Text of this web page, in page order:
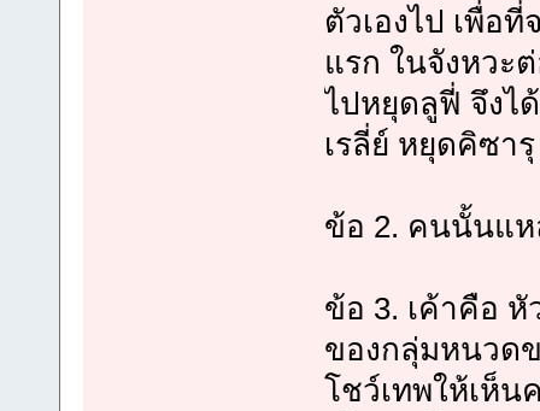
ตัวเองไป เพื่อ
แรก ในจังหวะ
ไปหยุดลูฟี่ จึงไ
เรลี่ย์ หยุดคิซา
ข้อ 2. คนนั้นแห
ข้อ 3. เค้าคือ หั
ของกลุ่มหนวด
โชว์เทพให้เห็น